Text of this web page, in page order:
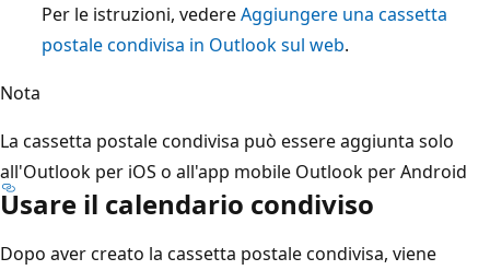
Per le istruzioni, vedereAggiungere una cassetta
postale condivisa in Outlook sul web.
Nota
La cassetta postale condivisa può essere aggiunta solo
all'Outlook per iOS o all'app mobile Outlook per Android
Usare il calendario condiviso
Dopo aver creato la cassetta postale condivisa, viene